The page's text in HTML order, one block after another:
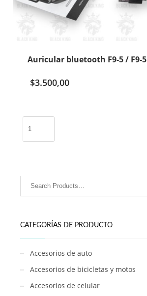
Auricular bluetooth F9-5 / F9-5
$3.500,00
bluetooth
F9-
cantidad
CATEGORÍAS DE PRODUCTO
Accesorios de auto
Accesorios de bicicletas y motos
Accesorios de celular